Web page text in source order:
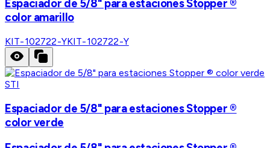
Espaciador de 5/8" para estaciones Stopper ®
color amarillo
KIT-102722-YKIT-102722-Y
STI
Espaciador de 5/8" para estaciones Stopper ®
color verde